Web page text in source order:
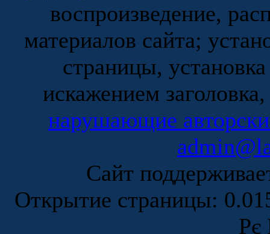
воспроизведение,
материалов сайта;
страницы,
искажением
нарушающие
Сайт
Открытие страницы:
Рє